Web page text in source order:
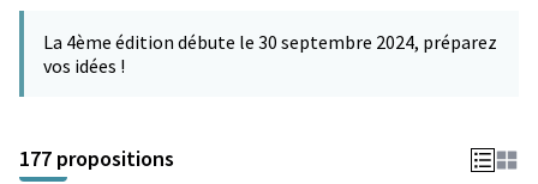
−
La 4ème édition débute le 30 septembre 2024, préparez
vos idées !
177 propositions